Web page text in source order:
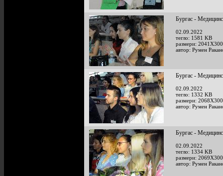
Бургас -
02.09.2022
тегло: 1581 KB
размери:
автор: Румен
Бургас -
02.09.2022
тегло: 1332 KB
размери:
автор: Румен
Бургас -
02.09.2022
тегло: 1334 KB
размери:
автор: Румен